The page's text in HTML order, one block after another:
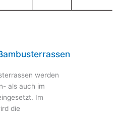
werden
als auch im
Im
die